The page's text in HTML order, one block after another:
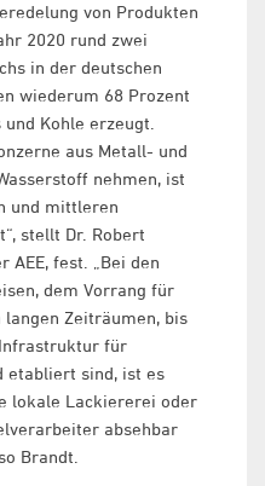
von Produkten
2020 rund zwei
in der deutschen
wiederum 68 Prozent
Kohle erzeugt.
aus Metall- und
nehmen, ist
und mittleren
stellt Dr. Robert
AEE, fest. „Bei den
dem Vorrang für
langen Zeiträumen, bis
für
etabliert sind, ist es
lokale Lackiererei oder
absehbar
Brandt.